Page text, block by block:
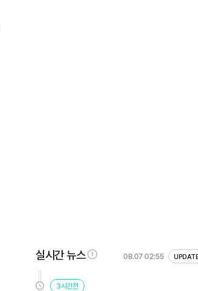
실시간 뉴스 08.07 02:55
3시간전